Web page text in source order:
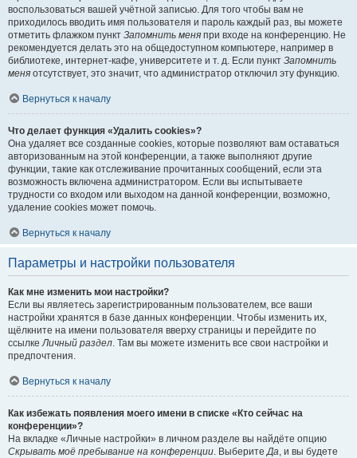
воспользоваться вашей учётной записью. Для того чтобы вам не
приходилось вводить имя пользователя и пароль каждый раз, вы можете
отметить флажком пункт Запомнить меня при входе на конференцию. Не
рекомендуется делать это на общедоступном компьютере, например в
библиотеке, интернет-кафе, университете и т. д. Если пункт Запомнить
меня отсутствует, это значит, что администратор отключил эту функцию.
Вернуться к началу
Что делает функция «Удалить cookies»?
Она удаляет все созданные cookies, которые позволяют вам оставаться
авторизованным на этой конференции, а также выполняют другие
функции, такие как отслеживание прочитанных сообщений, если эта
возможность включена администратором. Если вы испытываете
трудности со входом или выходом на данной конференции, возможно,
удаление cookies может помочь.
Вернуться к началу
Параметры и настройки пользователя
Как мне изменить мои настройки?
Если вы являетесь зарегистрированным пользователем, все ваши
настройки хранятся в базе данных конференции. Чтобы изменить их,
щёлкните на имени пользователя вверху страницы и перейдите по
ссылкеЛичный раздел. Там вы можете изменить все свои настройки и
предпочтения.
Вернуться к началу
Как избежать появления моего имени в списке «Кто сейчас на
конференции»?
На вкладке «Личные настройки» в личном разделе вы найдёте опцию
Скрывать моё пребывание на конференции. ВыберитеДа, и вы будете